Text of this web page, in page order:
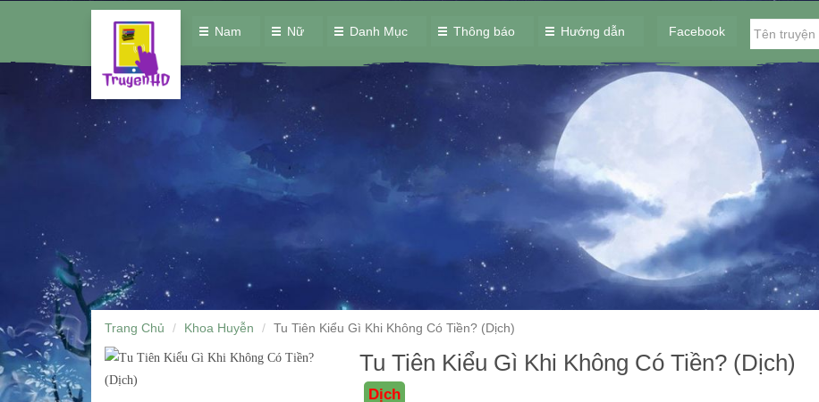
Nam Nữ Danh Mục Thông báo Hướng dẫn Facebook
Trang Chủ Khoa Huyễn Tu Tiên Kiểu Gì Khi Không Có Tiền? (Dịch)
Tu Tiên Kiểu Gì Khi Không Có Tiền? (Dịch)
Dịch